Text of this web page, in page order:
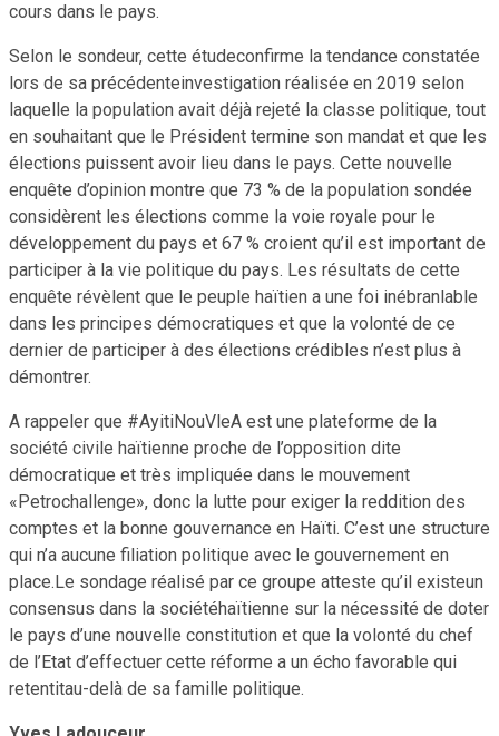
cours dans le pays.
Selon le sondeur, cette étudeconfirme la tendance constatée
lors de sa précédenteinvestigation réalisée en 2019 selon
laquelle la population avait déjà rejeté la classe politique, tout
en souhaitant que le Président termine son mandat et que les
élections puissent avoir lieu dans le pays. Cette nouvelle
enquête d’opinion montre que 73 % de la population sondée
considèrent les élections comme la voie royale pour le
développement du pays et 67 % croient qu’il est important de
participer à la vie politique du pays. Les résultats de cette
enquête révèlent que le peuple haïtien a une foi inébranlable
dans les principes démocratiques et que la volonté de ce
dernier de participer à des élections crédibles n’est plus à
démontrer.
A rappeler que #AyitiNouVleA est une plateforme de la
société civile haïtienne proche de l’opposition dite
démocratique et très impliquée dans le mouvement
«Petrochallenge», donc la lutte pour exiger la reddition des
comptes et la bonne gouvernance en Haïti. C’est une structure
qui n’a aucune filiation politique avec le gouvernement en
place.Le sondage réalisé par ce groupe atteste qu’il existeun
consensus dans la sociétéhaïtienne sur la nécessité de doter
le pays d’une nouvelle constitution et que la volonté du chef
de l’Etat d’effectuer cette réforme a un écho favorable qui
retentitau-delà de sa famille politique.